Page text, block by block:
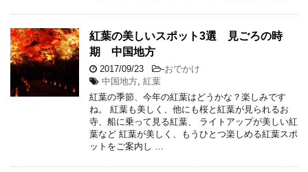
紅葉の美しいスポット3選 見ごろの時
期 中国地方
2017/09/23 -おでかけ
中国地方 紅葉
紅葉の季節、今年の紅葉はどうかな？楽しみです
ね。 紅葉も美しく、他にも桜と紅葉が見られるお
寺、船に乗って見る紅葉、 ライトアップが美しい紅
葉など 紅葉が美しく、もうひとつ楽しめる紅葉スポ
ットをご案内し …